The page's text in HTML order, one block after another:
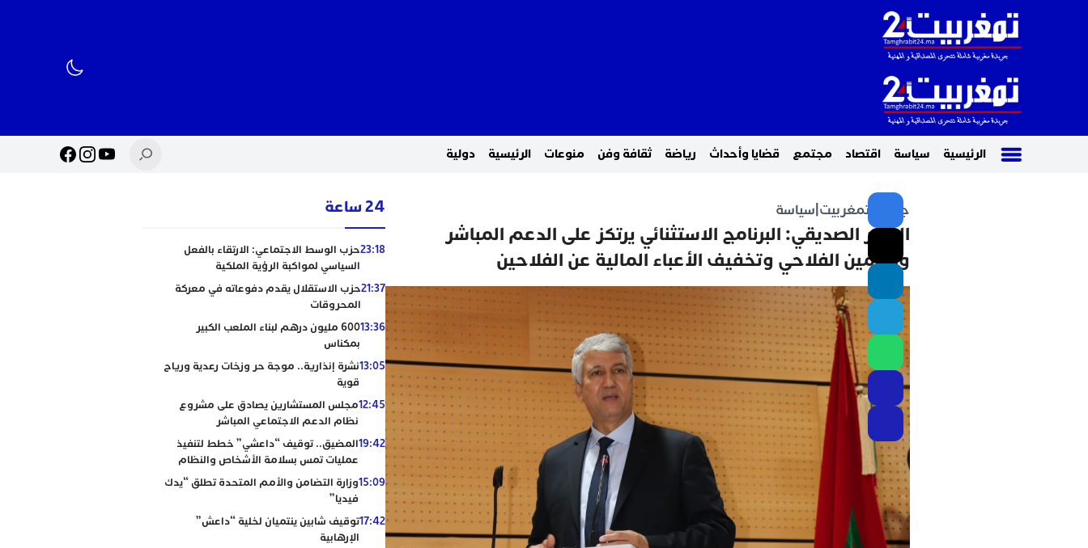
الرئيسية سياسة اقتصاد مجتمع قضايا وأحداث رياضة ثقافة وفن منوعات الرئيسية دولية
جريدة تمغربيت سياسة
الوزير الصديقي: البرنامج الاستثنائي يرتكز على الدعم المباشر
والتأمين الفلاحي وتخفيف الأعباء المالية عن الفلاحين
24 ساعة
23:18حزب الوسط الاجتماعي: الارتقاء بالفعل
السياسي لمواكبة الرؤية الملكية
21:37حزب الاستقلال يقدم دفوعاته في معركة
المحروقات
13:36
600 مليون درهم لبناء الملعب الكبير
بمكناس
13:05نشرة إنذارية.. موجة حر وزخات رعدية ورياح
قوية
12:45مجلس المستشارين يصادق على مشروع
نظام الدعم الاجتماعي المباشر
19:42المضيق.. توقيف “داعشي” خطط لتنفيذ
عمليات تمس بسلامة الأشخاص والنظام
15:09وزارة التضامن والأمم المتحدة تطلق “يدك
فيديا”
17:42توقيف شابين ينتميان لخلية “داعش”
الإرهابية